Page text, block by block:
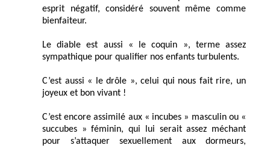
esprit négatif, considéré souvent même comme
bienfaiteur.
Le diable est aussi « le coquin », terme assez
sympathique pour qualifier nos enfants turbulents.
C’est aussi « le drôle », celui qui nous fait rire, un
joyeux et bon vivant !
C’est encore assimilé aux « incubes » masculin ou «
succubes » féminin, qui lui serait assez méchant
pour s’attaquer sexuellement aux dormeurs,